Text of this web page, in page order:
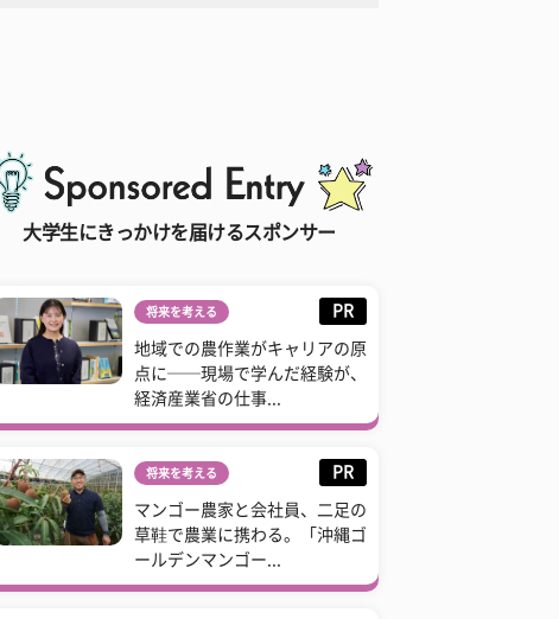
大学生にきっかけを届けるスポンサー
将来を考える PR
地域での農作業がキャリアの原
点に──現場で学んだ経験が、
経済産業省の仕事...
将来を考える PR
マンゴー農家と会社員、二足の
草鞋で農業に携わる。「沖縄ゴ
ールデンマンゴー...